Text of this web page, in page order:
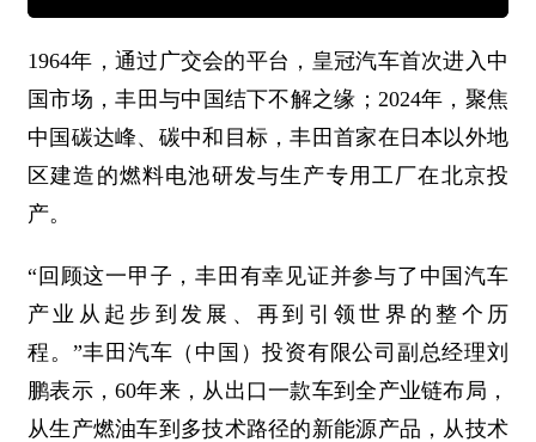
1964年，通过广交会的平台，皇冠汽车首次进入中
国市场，丰田与中国结下不解之缘；2024年，聚焦
中国碳达峰、碳中和目标，丰田首家在日本以外地
区建造的燃料电池研发与生产专用工厂在北京投
产。
“回顾这一甲子，丰田有幸见证并参与了中国汽车
产业从起步到发展、再到引领世界的整个历
程。”丰田汽车（中国）投资有限公司副总经理刘
鹏表示，60年来，从出口一款车到全产业链布局，
从生产燃油车到多技术路径的新能源产品，从技术